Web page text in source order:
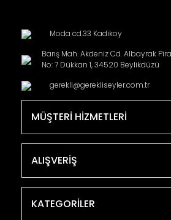
Moda cd.33 Kadikoy
Barış Mah. Akdeniz Cd. Albayrak
No: 7 Dükkan 1, 34520 Beylikdüzü
gerekli@gerekliseyler.com.tr
MÜŞTERİ HİZMETLERİ
ALIŞVERİŞ
KATEGORİLER